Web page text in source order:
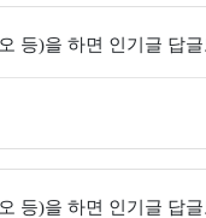
등)을 하면 인기글 답
등)을 하면 인기글 답